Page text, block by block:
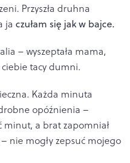
Przyszła druhna
ja czułam się jak w bajce.
– wyszeptała mama,
ciebie tacy dumni.
Każda minuta
opóźnienia –
minut, a brat zapomniał
nie mogły zepsuć mojego